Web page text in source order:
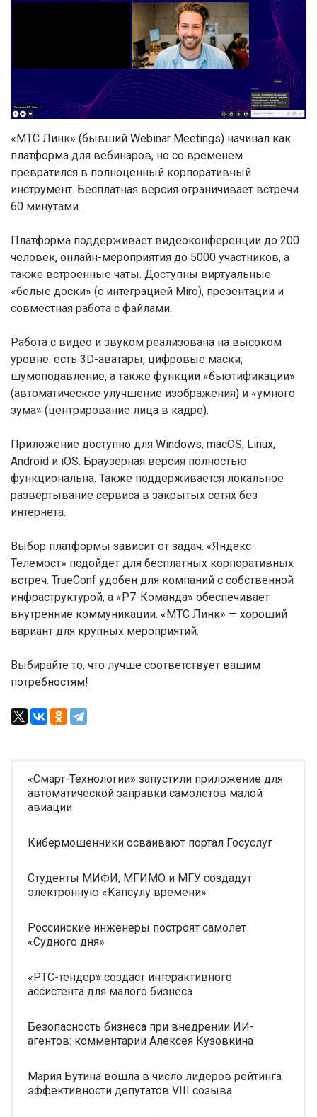
«МТС Линк» (бывший Webinar Meetings) начинал как
платформа для вебинаров, но со временем
превратился в полноценный корпоративный
инструмент. Бесплатная версия ограничивает встречи
60 минутами.
Платформа поддерживает видеоконференции до 200
человек, онлайн-мероприятия до 5000 участников, а
также встроенные чаты. Доступны виртуальные
«белые доски» (с интеграцией Miro), презентации и
совместная работа с файлами.
Работа с видео и звуком реализована на высоком
уровне: есть 3D-аватары, цифровые маски,
шумоподавление, а также функции «бьютификации»
(автоматическое улучшение изображения) и «умного
зума» (центрирование лица в кадре).
Приложение доступно для Windows, macOS, Linux,
Android и iOS. Браузерная версия полностью
функциональна. Также поддерживается локальное
развертывание сервиса в закрытых сетях без
интернета.
Выбор платформы зависит от задач. «Яндекс
Телемост» подойдет для бесплатных корпоративных
встреч. TrueConf удобен для компаний с собственной
инфраструктурой, а «Р7-Команда» обеспечивает
внутренние коммуникации. «МТС Линк» — хороший
вариант для крупных мероприятий.
Выбирайте то, что лучше соответствует вашим
потребностям!
«Смарт-Технологии» запустили приложение для
автоматической заправки самолетов малой
авиации
Кибермошенники осваивают портал Госуслуг
Студенты МИФИ, МГИМО и МГУ создадут
электронную «Капсулу времени»
Российские инженеры построят самолет
«Судного дня»
«РТС-тендер» создаст интерактивного
ассистента для малого бизнеса
Безопасность бизнеса при внедрении ИИ-
агентов: комментарии Алексея Кузовкина
Мария Бутина вошла в число лидеров рейтинга
эффективности депутатов VIII созыва